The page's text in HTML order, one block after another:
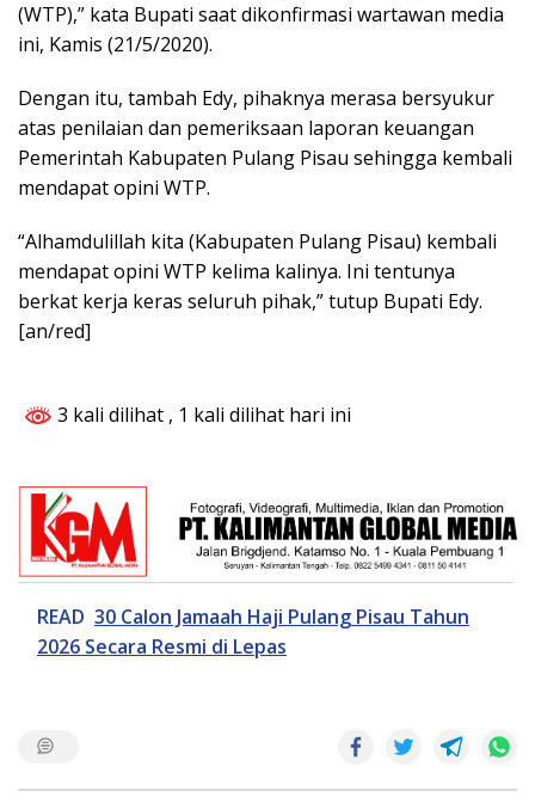
(WTP),” kata Bupati saat dikonfirmasi wartawan media
ini, Kamis (21/5/2020).
Dengan itu, tambah Edy, pihaknya merasa bersyukur
atas penilaian dan pemeriksaan laporan keuangan
Pemerintah Kabupaten Pulang Pisau sehingga kembali
mendapat opini WTP.
“Alhamdulillah kita (Kabupaten Pulang Pisau) kembali
mendapat opini WTP kelima kalinya. Ini tentunya
berkat kerja keras seluruh pihak,” tutup Bupati Edy.
[an/red]
3 kali dilihat , 1 kali dilihat hari ini
READ 30 Calon Jamaah Haji Pulang Pisau Tahun
2026 Secara Resmi di Lepas